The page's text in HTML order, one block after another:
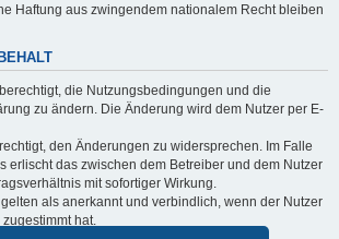
Haftung aus zwingendem nationalem Recht bleiben
die Nutzungsbedingungen und die
zu ändern. Die Änderung wird dem Nutzer per E-
den Änderungen zu widersprechen. Im Falle
erlischt das zwischen dem Betreiber und dem Nutzer
mit sofortiger Wirkung.
als anerkannt und verbindlich, wenn der Nutzer
hat.